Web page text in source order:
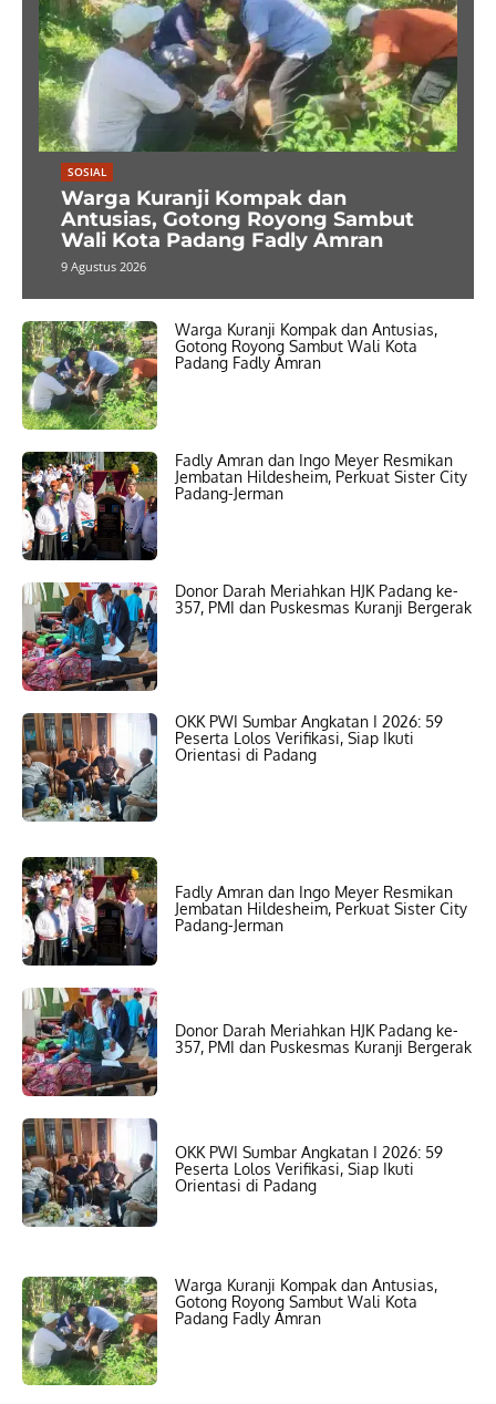
SOSIAL
Warga Kuranji Kompak dan
Antusias, Gotong Royong Sambut
Wali Kota Padang Fadly Amran
9 Agustus 2026
Warga Kuranji Kompak dan Antusias,
Gotong Royong Sambut Wali Kota
Padang Fadly Amran
Fadly Amran dan Ingo Meyer Resmikan
Jembatan Hildesheim, Perkuat Sister City
Padang-Jerman
Donor Darah Meriahkan HJK Padang ke-
357, PMI dan Puskesmas Kuranji Bergerak
OKK PWI Sumbar Angkatan I 2026: 59
Peserta Lolos Verifikasi, Siap Ikuti
Orientasi di Padang
Fadly Amran dan Ingo Meyer Resmikan
Jembatan Hildesheim, Perkuat Sister City
Padang-Jerman
Donor Darah Meriahkan HJK Padang ke-
357, PMI dan Puskesmas Kuranji Bergerak
OKK PWI Sumbar Angkatan I 2026: 59
Peserta Lolos Verifikasi, Siap Ikuti
Orientasi di Padang
Warga Kuranji Kompak dan Antusias,
Gotong Royong Sambut Wali Kota
Padang Fadly Amran